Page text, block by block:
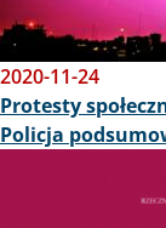
2020-11-24
Protesty
Policja